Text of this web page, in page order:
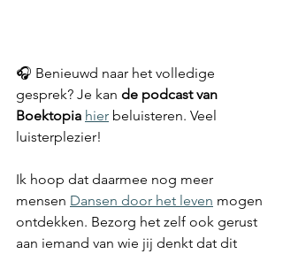
🎧 Benieuwd naar het volledige
gesprek? Je kan de podcast van
Boektopia hier beluisteren. Veel
luisterplezier!
Ik hoop dat daarmee nog meer
mensen Dansen door het leven mogen
ontdekken. Bezorg het zelf ook gerust
aan iemand van wie jij denkt dat dit